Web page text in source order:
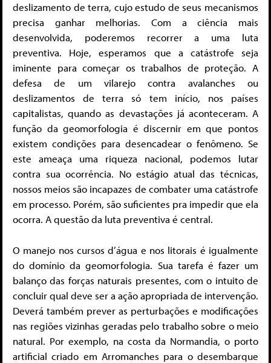
deslizamento de terra, cujo estudo de seus mecanismos
precisa ganhar melhorias. Com a ciência mais
desenvolvida, poderemos recorrer a uma luta
preventiva. Hoje, esperamos que a catástrofe seja
iminente para começar os trabalhos de proteção. A
defesa de um vilarejo contra avalanches ou
deslizamentos de terra só tem início, nos países
capitalistas, quando as devastações já aconteceram. A
função da geomorfologia é discernir em que pontos
existem condições para desencadear o fenômeno. Se
este ameaça uma riqueza nacional, podemos lutar
contra sua ocorrência. No estágio atual das técnicas,
nossos meios são incapazes de combater uma catástrofe
em processo. Porém, são suficientes pra impedir que ela
ocorra. A questão da luta preventiva é central.
O manejo nos cursos d’água e nos litorais é igualmente
do domínio da geomorfologia. Sua tarefa é fazer um
balanço das forças naturais presentes, com o intuito de
concluir qual deve ser a ação apropriada de intervenção.
Deverá também prever as perturbações e modificações
nas regiões vizinhas geradas pelo trabalho sobre o meio
natural. Por exemplo, na costa da Normandia, o porto
artificial criado em Arromanches para o desembarque